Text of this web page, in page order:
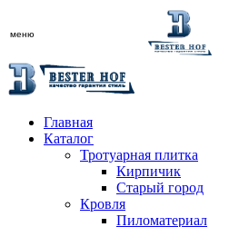
меню
Главная
Каталог
Тротуарная плитка
Кирпичик
Старый город
Кровля
Пиломатериал